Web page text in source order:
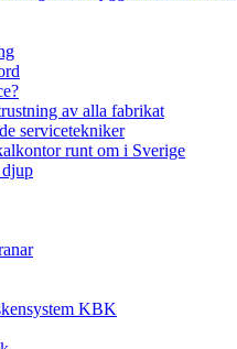
av alla fabrikat
servicetekniker
runt om i Sverige
KBK